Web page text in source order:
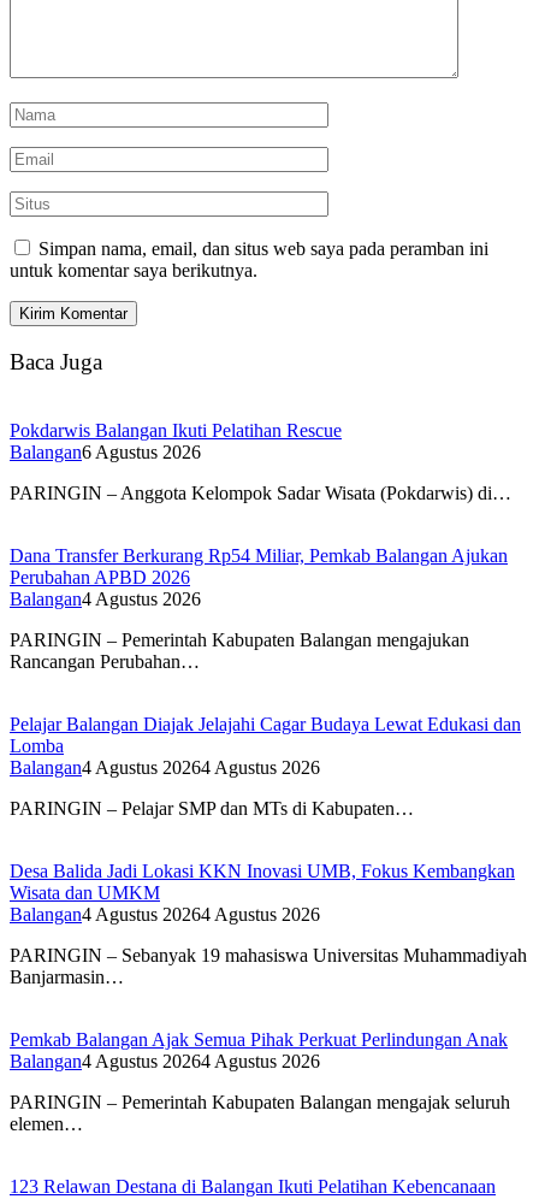
Simpan nama, email, dan situs web saya pada peramban ini
untuk komentar saya berikutnya.
Baca Juga
Pokdarwis Balangan Ikuti Pelatihan Rescue
Balangan6 Agustus 2026
PARINGIN – Anggota Kelompok Sadar Wisata (Pokdarwis) di…
Dana Transfer Berkurang Rp54 Miliar, Pemkab Balangan Ajukan
Perubahan APBD 2026
Balangan4 Agustus 2026
PARINGIN – Pemerintah Kabupaten Balangan mengajukan
Rancangan Perubahan…
Pelajar Balangan Diajak Jelajahi Cagar Budaya Lewat Edukasi dan
Lomba
Balangan4 Agustus 20264 Agustus 2026
PARINGIN – Pelajar SMP dan MTs di Kabupaten…
Desa Balida Jadi Lokasi KKN Inovasi UMB, Fokus Kembangkan
Wisata dan UMKM
Balangan4 Agustus 20264 Agustus 2026
PARINGIN – Sebanyak 19 mahasiswa Universitas Muhammadiyah
Banjarmasin…
Pemkab Balangan Ajak Semua Pihak Perkuat Perlindungan Anak
Balangan4 Agustus 20264 Agustus 2026
PARINGIN – Pemerintah Kabupaten Balangan mengajak seluruh
elemen…
123 Relawan Destana di Balangan Ikuti Pelatihan Kebencanaan